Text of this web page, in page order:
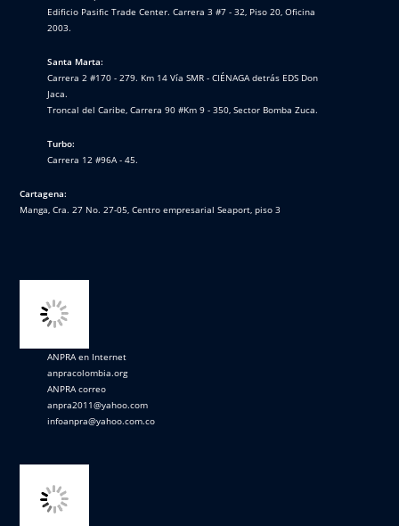
Edificio Pasific Trade Center. Carrera 3 #7 - 32, Piso 20, Oficina
2003.
Santa Marta:
Carrera 2 #170 - 279. Km 14 Vía SMR - CIÉNAGA detrás EDS Don
Jaca.
Troncal del Caribe, Carrera 90 #Km 9 - 350, Sector Bomba Zuca.
Turbo:
Carrera 12 #96A - 45.
Cartagena:
Manga, Cra. 27 No. 27-05, Centro empresarial Seaport, piso 3
ANPRA en Internet
anpracolombia.org
ANPRA correo
anpra2011@yahoo.com
infoanpra@yahoo.com.co